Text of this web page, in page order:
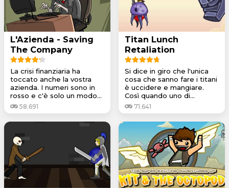
L'Azienda - Saving
The Company
La crisi finanziaria ha
toccato anche la vostra
azienda. I numeri sono in
rosso e c'è solo un modo...
58.691
Titan Lunch
Retaliation
Si dice in giro che l'unica
cosa che sanno fare i titani
è uccidere e mangiare.
Così quando uno di...
71.641